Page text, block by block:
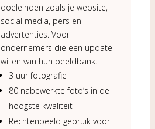
doeleinden zoals je website,
social media, pers en
advertenties. Voor
ondernemers die een update
willen van hun beeldbank.
3 uur fotografie
80 nabewerkte foto’s in de
hoogste kwaliteit
Rechtenbeeld gebruik voor